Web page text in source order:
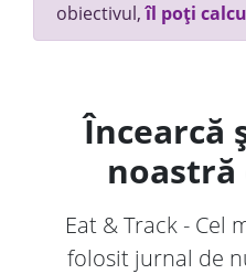
obiectivul,îl poți
Încearcă
noastră
Eat & Track - Cel
folosit jurnal de